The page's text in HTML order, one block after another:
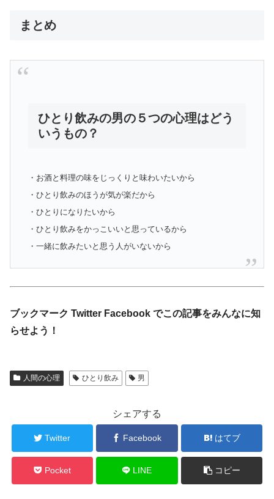
まとめ
ひとり飲みの男の５つの心理はどう
いうもの？
・お酒と料理の味をじっくりと味わいたいから
・ひとり飲みのほうが気が楽だから
・ひとりになりたいから
・ひとり飲みをかっこいいと思っているから
・一緒に飲みたいと思う人がいないから
ブックマーク Twitter Facebook でこの記事をみんなに知
らせよう！
人間の心理 ひとり飲み 男
シェアする
Twitter Facebook はてブ
Pocket LINE コピー